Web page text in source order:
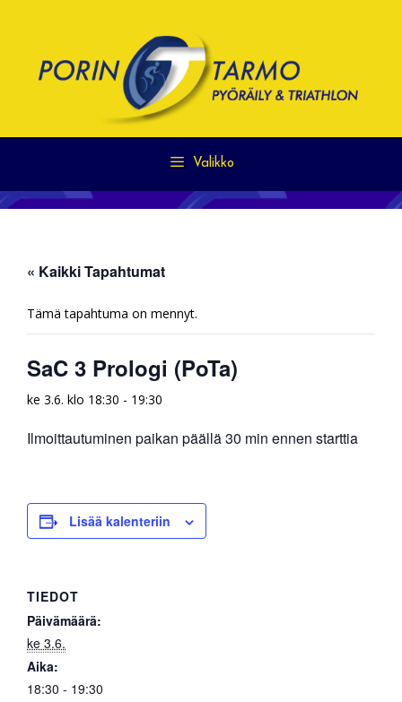
Valikko
« Kaikki Tapahtumat
Tämä tapahtuma on mennyt.
SaC 3 Prologi (PoTa)
ke 3.6. klo 18:30 - 19:30
Ilmoittautuminen paikan päällä 30 min ennen starttia
Lisää kalenteriin
TIEDOT
Päivämäärä:
ke 3.6.
Aika:
18:30 - 19:30